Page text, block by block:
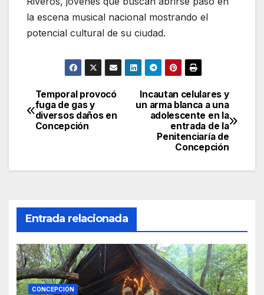
la escena musical nacional mostrando el
potencial cultural de su ciudad.
Navegación
de
Incautan celulares y
un arma blanca a una
adolescente en la
entrada de la
Penitenciaría de
Concepción
Temporal provocó
fuga de gas y
diversos daños en
Concepción
Entrada relacionada
CONCEPCIÓN